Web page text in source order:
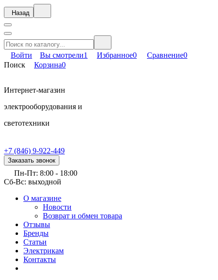
Назад
Войти Вы смотрели1 Избранное0 Сравнение0
Поиск
Корзина0
Интернет-магазин
электрооборудования и
светотехники
+7 (846) 9-922-449
Заказать звонок
Пн-Пт: 8:00 - 18:00
Сб-Вс: выходной
О магазине
Новости
Возврат и обмен товара
Отзывы
Бренды
Статьи
Электрикам
Контакты